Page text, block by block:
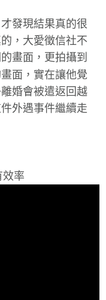
發現結果真的很
，大愛徵信社不
畫面，更拍攝到
面，實在讓他覺
婚會被遣返回越
外遇事件繼續走
有效率